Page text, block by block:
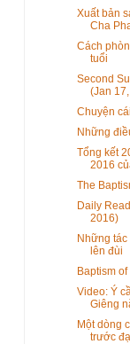
Xuất bản
Cha
Cách
tuổi
Second
(Jan
Chuyện
Những
Tổng kết
2016
The
Daily
2016)
Những tác
lên đùi
Baptism
Video: Ý
Giêng
Một dòng
trước